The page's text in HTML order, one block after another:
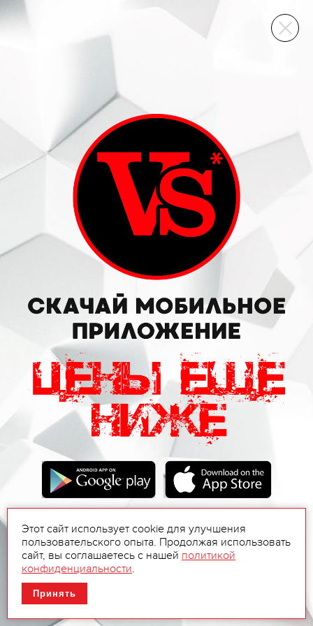
ВИННЫЙ СКЛАД
Этот сайт использует cookie для улучшения
пользовательского опыта. Продолжая использовать
сайт, вы соглашаетесь с нашей политикой
конфиденциальности.
Принять